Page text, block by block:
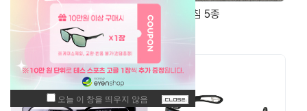
에어코받침 5종
주간 최고 매출 상품